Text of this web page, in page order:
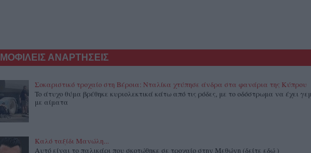
ΑΝΑΡΤΗΣΕΙΣ
Σοκαριστικό τροχαίο στη Βέροια: Νταλίκα χτύπησε άνδρα στα φανάρια της Κύπρου
To άτυχο θύμα βρέθηκε κυριολεκτικά κάτω από τις ρόδες, με το οδόστρωμα να έχει
με αίματα
Καλό ταξίδι Μανώλη...
Αυτό είναι το παλικάρι που σκοτώθηκε σε τροχαίο στην Μεθώνη (δείτε εδώ )